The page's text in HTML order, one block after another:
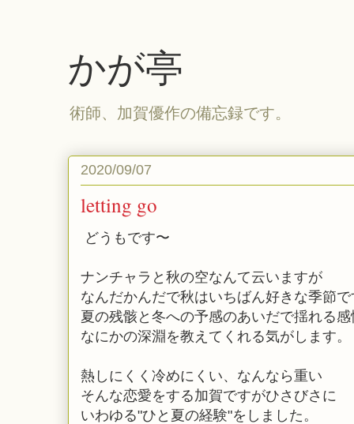
かが亭
術師、加賀優作の備忘録です。
2020/09/07
letting go
どうもです〜
ナンチャラと秋の空なんて云いますが
なんだかんだで秋はいちばん好きな季節
夏の残骸と冬への予感のあいだで揺れる感
なにかの深淵を教えてくれる気がします。
熱しにくく冷めにくい、なんなら重い
そんな恋愛をする加賀ですがひさびさに
いわゆる"ひと夏の経験"をしました。